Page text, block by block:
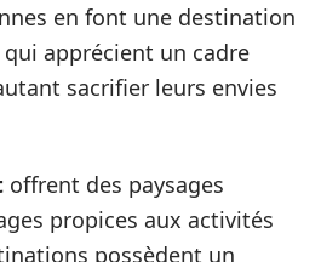
en font une destination
apprécient un cadre
sacrifier leurs envies
offrent des paysages
propices aux activités
possèdent un